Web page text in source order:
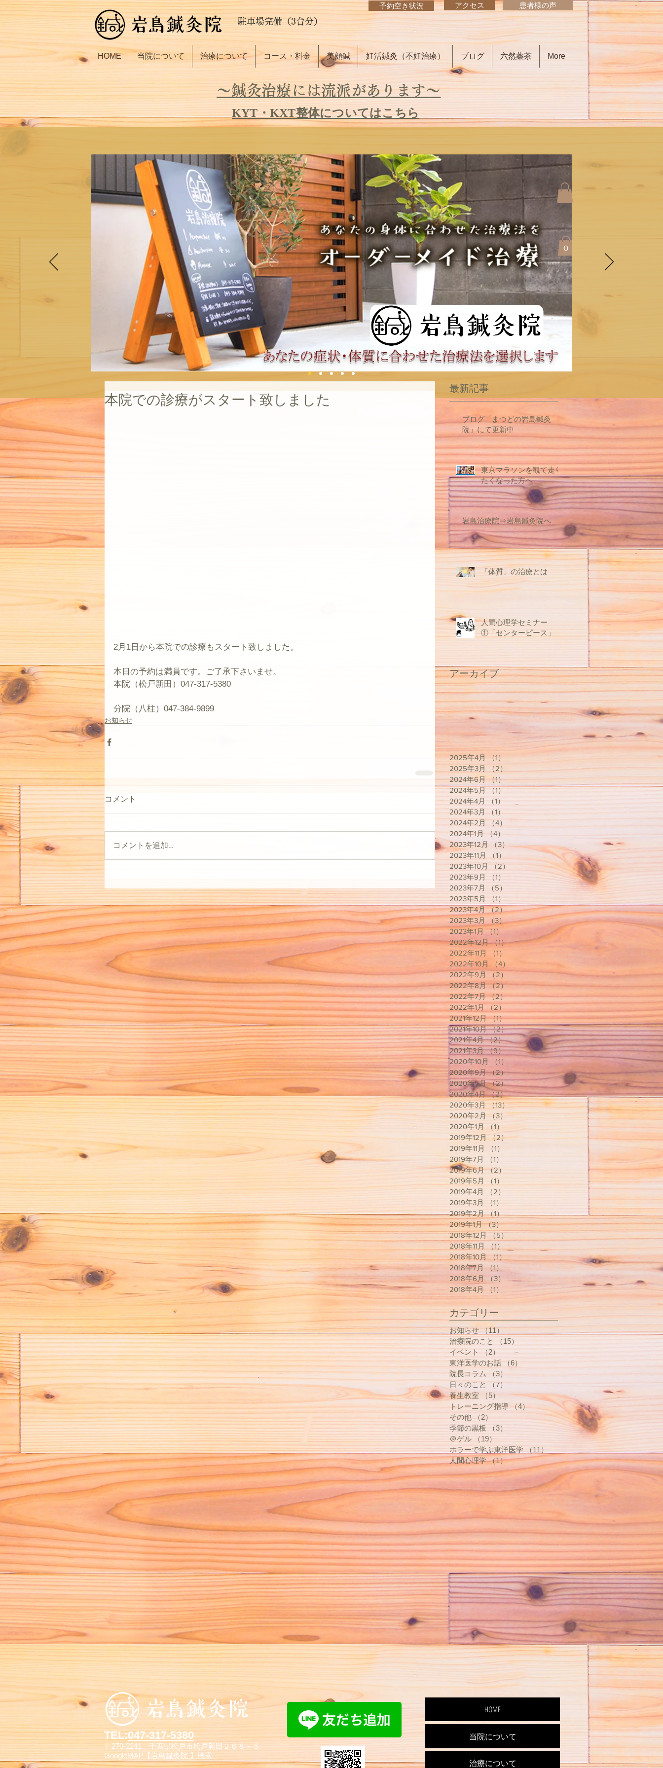
駐車場完備（3台分）
予約空き状況 アクセス 患者様の声
HOME 当院について 治療について コース・料金 美顔鍼 妊活鍼灸（不妊治療） ブログ 六然薬茶 More
～鍼灸治療には流派があります～
KYT・KXT整体についてはこちら
本院での診療がスタート致しました
2月1日から本院での診療もスタート致しました。
本日の予約は満員です。ご了承下さいませ。
本院（松戸新田）047-317-5380
分院（八柱）047-384-9899
お知らせ
コメント
コメントを追加…
最新記事
ブログ「まつどの岩島鍼灸
院」にて更新中
東京マラソンを観て走り
たくなった方へ
岩島治療院⇒岩島鍼灸院へ
「体質」の治療とは
人間心理学セミナー
①「センターピース」
アーカイブ
2025年4月 （1）1件の記事
2025年3月
（2）
2024年6月
（1）1件の記事
2024年5月 （1）
1件の記事
2024年4月
（1）
1件の記事
2024年3月
（1）
2024年2月 （4）
4件の記事
2024年1月
（4）
2023年12月
（3）3件の記事
2023年11月
（1）
2023年10月
（2）
2023年9月
（1）
2023年7月
（5）
2023年5月
（1）
2023年4月 （2）2件の記事
2023年3月
（3）3件の記事
2023年1月 （1）
2022年12月 （1）1件の記事
2022年11月
（1）
2022年10月
（4）
2022年9月
（2）
2件の記事
2022年8月 （2）2件の記事
2022年7月 （2）2件の記事
2022年1月
（2） 2件の記事
2021年12月 （1）1件の記事
2021年10月 （2）2件の記事
2021年4月 （2）2件の記事
2021年3月 （9）9件の記事
2020年10月
（1）
2020年9月 （2）2件の記事
2020年5月 （2）2件の記事
2020年4月 （2）2件の記事
2020年3月 （13）13件の記事
2020年2月 （3）3件の記事
2020年1月
（1）
1件の記事
2019年12月 （2）2件の記事
2019年11月
（1）
2019年7月
（1）
2019年6月 （2）
2019年5月
（1）
2019年4月
（2）
2019年3月
（1）
2019年2月 （1）1件の記事
2019年1月 （3）3件の記事
2018年12月
（5）
5件の記事
2018年11月
（1）
1件の記事
2018年10月 （1）1件の記事
2018年7月
（1）
1件の記事
2018年6月
（3）
3件の記事
2018年4月
（1） 1件の記事
カテゴリー
お知らせ （11）11件の記事
治療院のこと
（15）
イベント
（2）
2件の記事
東洋医学のお話
（6）
院長コラム
（3）
3件の記事
日々のこと （7）
養生教室
（5）
5件の記事
トレーニング指導
（4）4件の記事
その他
（2）
季節の黒板
（3）
＠ゲル
（19）
ホラーで学ぶ東洋医学
（11）
人間心理学 （1）1件の記事
TEL:047-317-5380
〒270-2241 千葉県松戸市松戸新田２６８－５
GoogleMAP【岩島鍼灸院 】検索
HOME
当院について
治療について